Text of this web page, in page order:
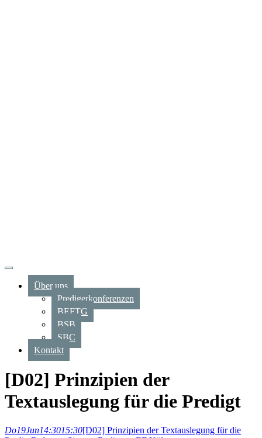
Über uns
Predigerkonferenzen
BEFTG
BSB
SBC
Kontakt
[D02] Prinzipien der
Textauslegung für die Predigt
Do19Jun14:3015:30[D02] Prinzipien der Textauslegung für die